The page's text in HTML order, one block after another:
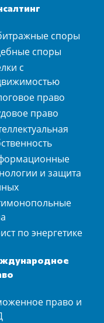
споры
споры
с
право
право
и защита
по энергетике
право и